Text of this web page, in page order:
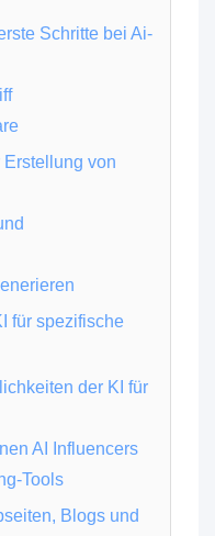
Schritte bei Ai-
von
für spezifische
der KI für
AI Influencers
Tools
Blogs und